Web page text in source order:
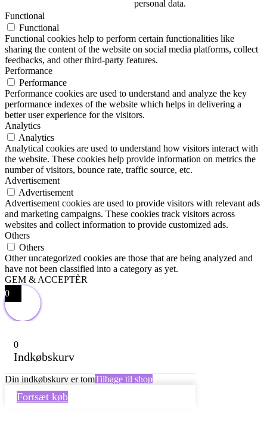
personal data.
Functional
Functional
Functional cookies help to perform certain functionalities like
sharing the content of the website on social media platforms, collect
feedbacks, and other third-party features.
Performance
Performance
Performance cookies are used to understand and analyze the key
performance indexes of the website which helps in delivering a
better user experience for the visitors.
Analytics
Analytics
Analytical cookies are used to understand how visitors interact with
the website. These cookies help provide information on metrics the
number of visitors, bounce rate, traffic source, etc.
Advertisement
Advertisement
Advertisement cookies are used to provide visitors with relevant ads
and marketing campaigns. These cookies track visitors across
websites and collect information to provide customized ads.
Others
Others
Other uncategorized cookies are those that are being analyzed and
have not been classified into a category as yet.
GEM & ACCEPTÈR
0
0
Indkøbskurv
Din indkøbskurv er tomTilbage til shop
Fortsæt køb